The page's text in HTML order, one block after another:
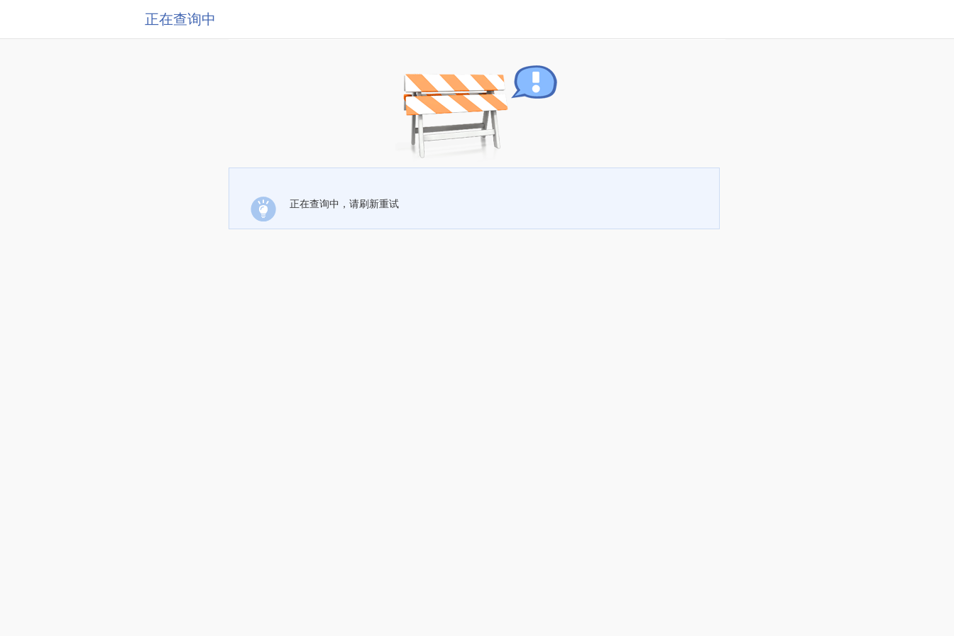
正在查询中
正在查询中，请刷新重试